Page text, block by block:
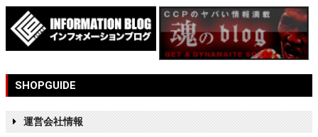
SHOPGUIDE
運営会社情報